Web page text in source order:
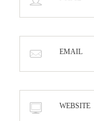
EMAIL
WEBSITE